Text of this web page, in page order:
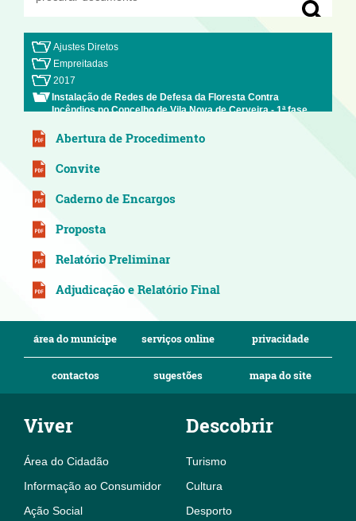
Ajustes Diretos
Empreitadas
2017
Instalação de Redes de Defesa da Floresta Contra
Incêndios no Concelho de Vila Nova de Cerveira - 1ª fase
Abertura de Procedimento
Convite
Caderno de Encargos
Proposta
Relatório Preliminar
Adjudicação e Relatório Final
área do munícipe serviços online privacidade
contactos sugestões mapa do site
Viver
Área do Cidadão
Informação ao Consumidor
Ação Social
Descobrir
Turismo
Cultura
Desporto